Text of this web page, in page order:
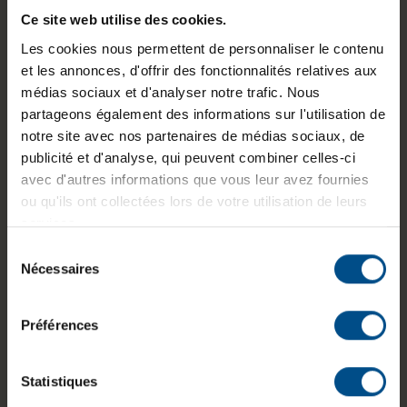
Ce site web utilise des cookies.
Les cookies nous permettent de personnaliser le contenu
et les annonces, d'offrir des fonctionnalités relatives aux
médias sociaux et d'analyser notre trafic. Nous
partageons également des informations sur l'utilisation de
notre site avec nos partenaires de médias sociaux, de
publicité et d'analyse, qui peuvent combiner celles-ci
avec d'autres informations que vous leur avez fournies
ou qu'ils ont collectées lors de votre utilisation de leurs
services.
Nécessaires
Préférences
Statistiques
Avantages des portables pour les
professionnels nomades
Transportabilité :les ultraportables sont légers,
fins et conçus pour les déplacements fréquents.
Polyvalence :avec une station d’accueil, un
portable peut devenir une véritablestation de
travail, avec plusieurs écrans, claviers et
périphériques connectés.
Autonomie prolongée :les modèles haut de
gamme proposent une batterie capable de tenir
LePC portable
et son
stations
, idéales pour allier déplacements et confort.